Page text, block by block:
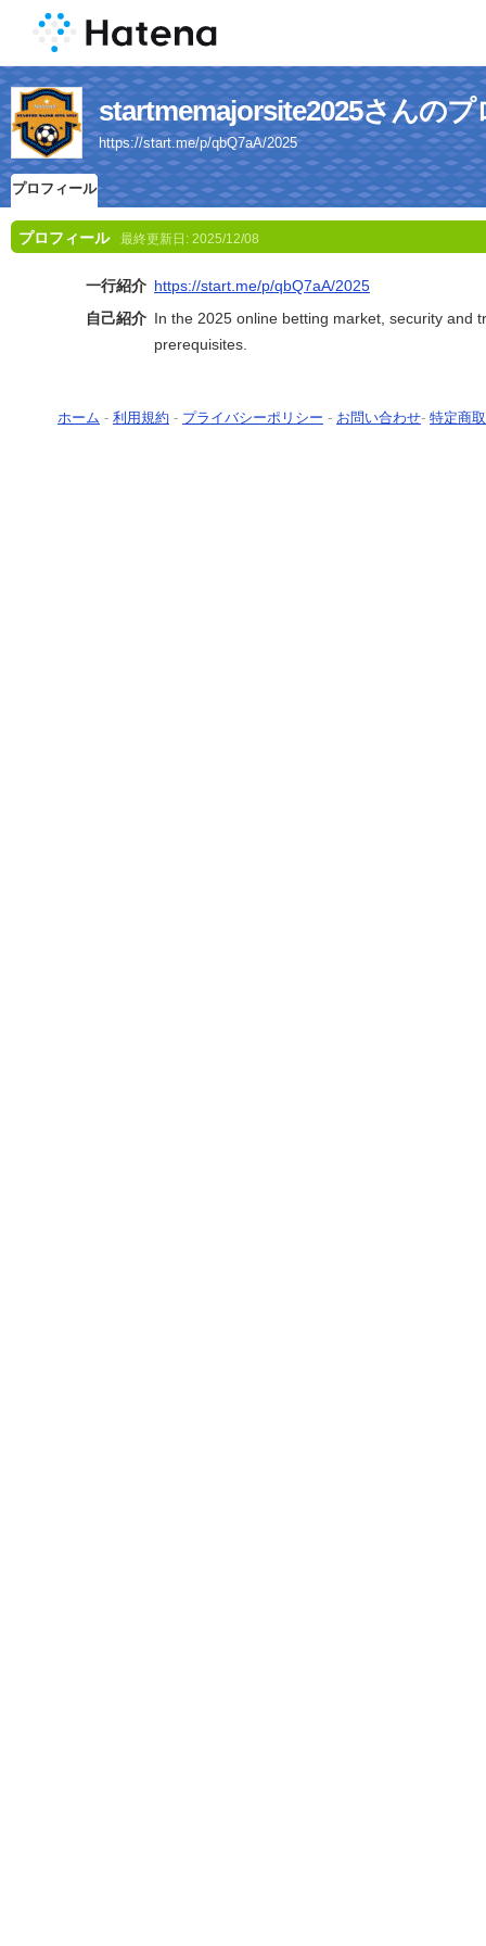
startmemajorsite2025さんのプ
https://start.me/p/qbQ7aA/2025
プロフィール
プロフィール 最終更新日: 2025/12/08
一行紹介 https://start.me/p/qbQ7aA/2025
自己紹介 In the 2025 online betting market, security and
prerequisites.
ホーム - 利用規約 - プライバシーポリシー - お問い合わせ- 特定商